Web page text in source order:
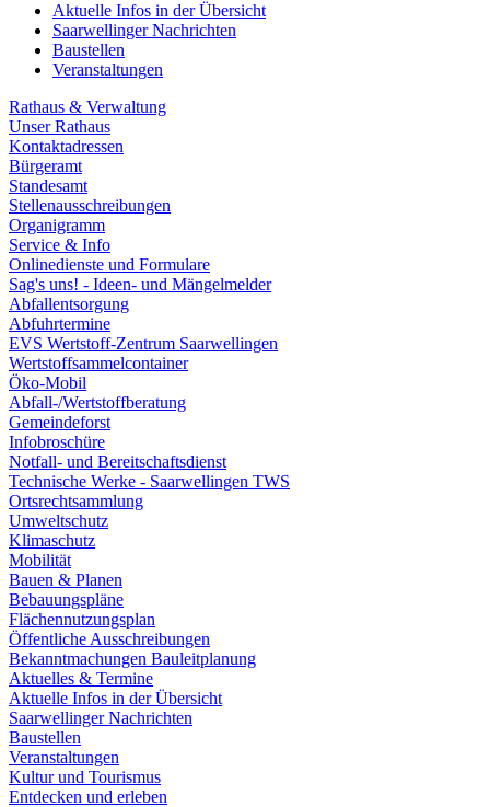
Aktuelle Infos in der Übersicht
Saarwellinger Nachrichten
Baustellen
Veranstaltungen
Rathaus & Verwaltung
Unser Rathaus
Kontaktadressen
Bürgeramt
Standesamt
Stellenausschreibungen
Organigramm
Service & Info
Onlinedienste und Formulare
Sag's uns! - Ideen- und Mängelmelder
Abfallentsorgung
Abfuhrtermine
EVS Wertstoff-Zentrum Saarwellingen
Wertstoffsammelcontainer
Öko-Mobil
Abfall-/Wertstoffberatung
Gemeindeforst
Infobroschüre
Notfall- und Bereitschaftsdienst
Technische Werke - Saarwellingen TWS
Ortsrechtsammlung
Umweltschutz
Klimaschutz
Mobilität
Bauen & Planen
Bebauungspläne
Flächennutzungsplan
Öffentliche Ausschreibungen
Bekanntmachungen Bauleitplanung
Aktuelles & Termine
Aktuelle Infos in der Übersicht
Saarwellinger Nachrichten
Baustellen
Veranstaltungen
Kultur und Tourismus
Entdecken und erleben